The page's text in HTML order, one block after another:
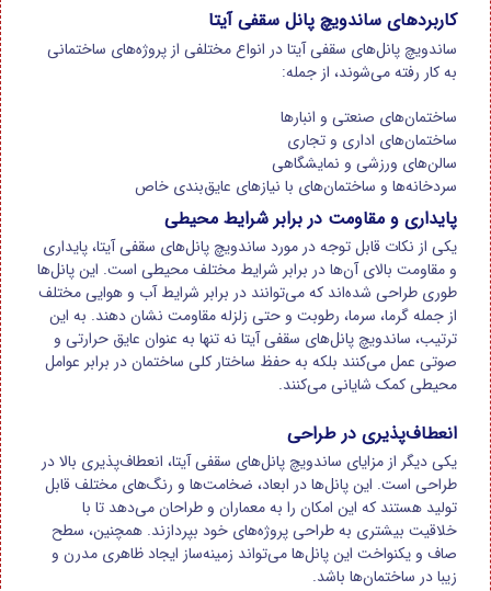
کاربردهای ساندویچ پانل سقفی آیتا
ساندویچ پانل‌های سقفی آیتا در انواع مختلفی از پروژه‌های ساختمانی
به کار رفته می‌شوند، از جمله:
ساختمان‌های صنعتی و انبارها
ساختمان‌های اداری و تجاری
سالن‌های ورزشی و نمایشگاهی
سردخانه‌ها و ساختمان‌های با نیازهای عایق‌بندی خاص
پایداری و مقاومت در برابر شرایط محیطی
یکی از نکات قابل توجه در مورد ساندویچ پانل‌های سقفی آیتا، پایداری
و مقاومت بالای آن‌ها در برابر شرایط مختلف محیطی است. این پانل‌ها
طوری طراحی شده‌اند که می‌توانند در برابر شرایط آب و هوایی مختلف
از جمله گرما، سرما، رطوبت و حتی زلزله مقاومت نشان دهند. به این
ترتیب، ساندویچ پانل‌های سقفی آیتا نه تنها به عنوان عایق حرارتی و
صوتی عمل می‌کنند بلکه به حفظ ساختار کلی ساختمان در برابر عوامل
محیطی کمک شایانی می‌کنند.
انعطاف‌پذیری در طراحی
یکی دیگر از مزایای ساندویچ پانل‌های سقفی آیتا، انعطاف‌پذیری بالا در
طراحی است. این پانل‌ها در ابعاد، ضخامت‌ها و رنگ‌های مختلف قابل
تولید هستند که این امکان را به معماران و طراحان می‌دهد تا با
خلاقیت بیشتری به طراحی پروژه‌های خود بپردازند. همچنین، سطح
صاف و یکنواخت این پانل‌ها می‌تواند زمینه‌ساز ایجاد ظاهری مدرن و
زیبا در ساختمان‌ها باشد.